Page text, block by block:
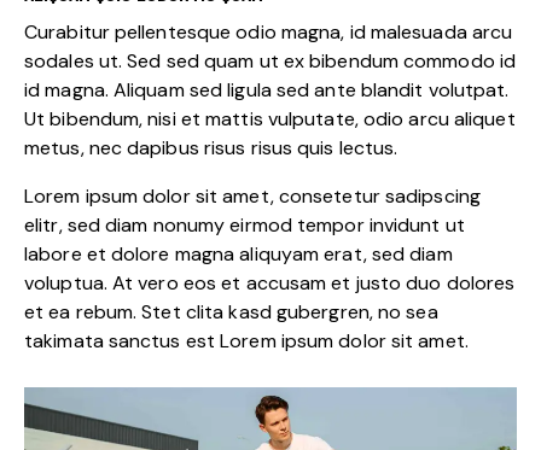
Curabitur pellentesque odio magna, id malesuada arcu
sodales ut. Sed sed quam ut ex bibendum commodo id
id magna. Aliquam sed ligula sed ante blandit volutpat.
Ut bibendum, nisi et mattis vulputate, odio arcu aliquet
metus, nec dapibus risus risus quis lectus.
Lorem ipsum dolor sit amet, consetetur sadipscing
elitr, sed diam nonumy eirmod tempor invidunt ut
labore et dolore magna aliquyam erat, sed diam
voluptua. At vero eos et accusam et justo duo dolores
et ea rebum. Stet clita kasd gubergren, no sea
takimata sanctus est Lorem ipsum dolor sit amet.